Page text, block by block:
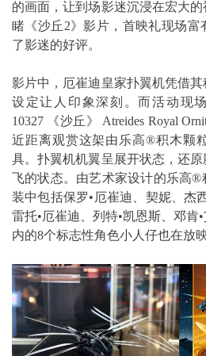
的画面，让到场影迷沉浸在宏大
睹《沙丘2》影片，首映礼现场富
了影迷的好评。
影片中，厄崔迪皇家扑翼机凭借
设定让人印象深刻。而活动现
10327 《沙丘》 Atreides Royal
近距离观赏这架由乐高®积木颗
具。扑翼机机翼呈展开状态，还
飞的状态。由艺术家设计的乐高®
装中包括保罗•厄崔迪、契妮、杰
雷托•厄崔迪、列特•凯恩斯、邓肯
内的8个标志性角色小人仔也在放